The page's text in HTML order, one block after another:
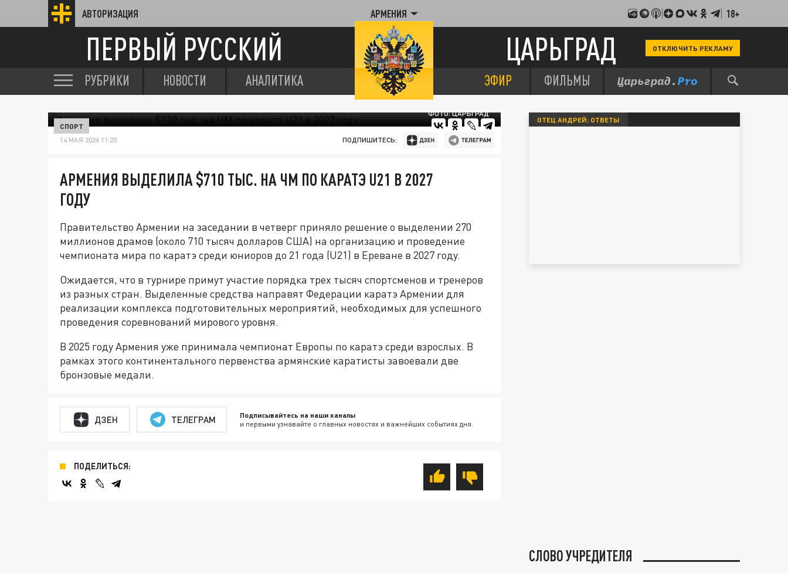
АВТОРИЗАЦИЯ АРМЕНИЯ 18+
ПЕРВЫЙ РУССКИЙ ЦАРЬГРАД ОТКЛЮЧИТЬ РЕКЛАМУ
РУБРИКИ НОВОСТИ АНАЛИТИКА ЭФИР ФИЛЬМЫ
ФОТО: ЦАРЬГРАД
СПОРТ
14 МАЯ 2026 11:20 ПОДПИШИТЕСЬ:
АРМЕНИЯ ВЫДЕЛИЛА $710 ТЫС. НА ЧМ ПО КАРАТЭ U21 В 2027
ГОДУ
Правительство Армении на заседании в четверг приняло решение о выделении 270
миллионов драмов (около 710 тысяч долларов США) на организацию и проведение
чемпионата мира по каратэ среди юниоров до 21 года (U21) в Ереване в 2027 году.
Ожидается, что в турнире примут участие порядка трех тысяч спортсменов и тренеров
из разных стран. Выделенные средства направят Федерации каратэ Армении для
реализации комплекса подготовительных мероприятий, необходимых для успешного
проведения соревнований мирового уровня.
В 2025 году Армения уже принимала чемпионат Европы по каратэ среди взрослых. В
рамках этого континентального первенства армянские каратисты завоевали две
бронзовые медали.
ДЗЕН ТЕЛЕГРАМ Подписывайтесь на наши каналы
и первыми узнавайте о главных новостях и важнейших событиях дня.
ПОДЕЛИТЬСЯ:
ОТЕЦ АНДРЕЙ: ОТВЕТЫ
СЛОВО УЧРЕДИТЕЛЯ